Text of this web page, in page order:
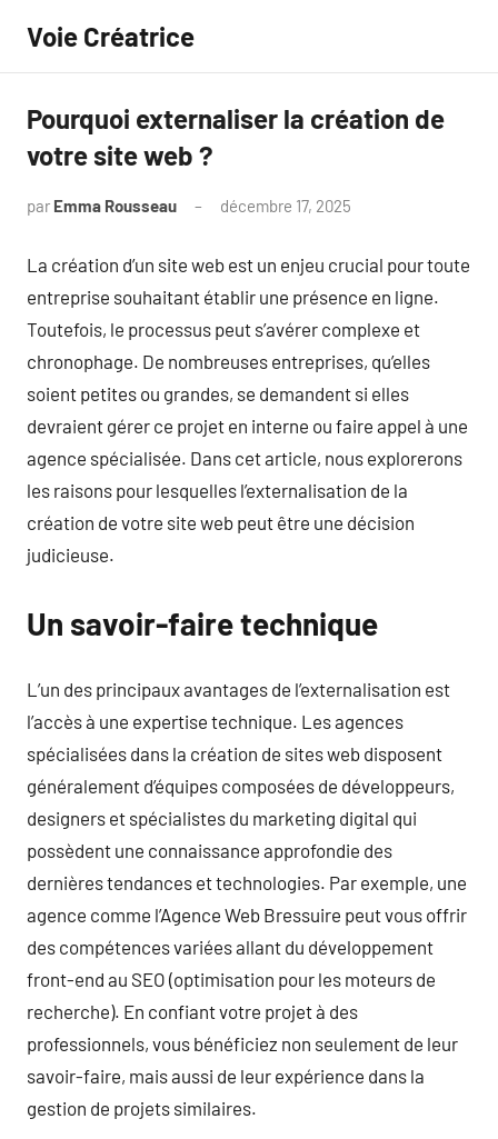
contenu
Voie Créatrice
Pourquoi externaliser la création de
votre site web ?
par Emma Rousseau décembre 17, 2025
La création d’un site web est un enjeu crucial pour toute
entreprise souhaitant établir une présence en ligne.
Toutefois, le processus peut s’avérer complexe et
chronophage. De nombreuses entreprises, qu’elles
soient petites ou grandes, se demandent si elles
devraient gérer ce projet en interne ou faire appel à une
agence spécialisée. Dans cet article, nous explorerons
les raisons pour lesquelles l’externalisation de la
création de votre site web peut être une décision
judicieuse.
Un savoir-faire technique
L’un des principaux avantages de l’externalisation est
l’accès à une expertise technique. Les agences
spécialisées dans la création de sites web disposent
généralement d’équipes composées de développeurs,
designers et spécialistes du marketing digital qui
possèdent une connaissance approfondie des
dernières tendances et technologies. Par exemple, une
agence comme l’Agence Web Bressuire peut vous offrir
des compétences variées allant du développement
front-end au SEO (optimisation pour les moteurs de
recherche). En confiant votre projet à des
professionnels, vous bénéficiez non seulement de leur
savoir-faire, mais aussi de leur expérience dans la
gestion de projets similaires.